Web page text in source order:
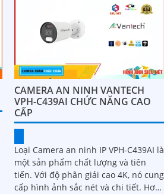
CAMERA AN NINH VANTECH
VPH-C439AI CHỨC NĂNG CAO
CẤP
Loại Camera an ninh IP VPH-C439AI là
một sản phẩm chất lượng và tiên
tiến. Với độ phân giải cao 4K, nó cung
cấp hình ảnh sắc nét và chi tiết. Hơn